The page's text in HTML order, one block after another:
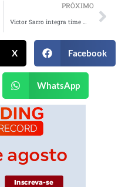
PRÓXIMO
X Facebook
WhatsApp